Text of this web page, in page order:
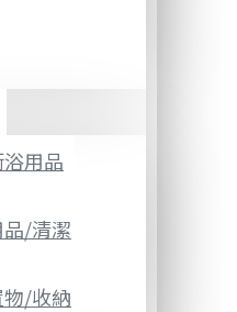
用品
/清潔
/收納